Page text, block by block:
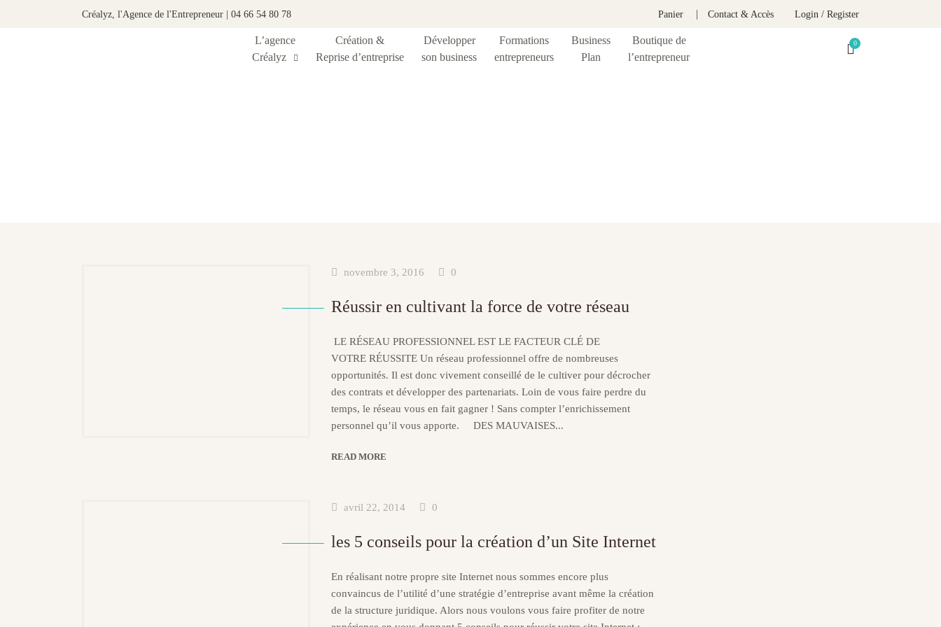
Créalyz, l'Agence de l'Entrepreneur | 04 66 54 80 78 Panier Contact & Accès Login / Register
L’agence
Créalyz
Création &
Reprise d’entreprise
Développer
son business
Formations
entrepreneurs
Business
Plan
Boutique de
l’entrepreneur
novembre 3, 2016 0
Réussir en cultivant la force de votre réseau
LE RÉSEAU PROFESSIONNEL EST LE FACTEUR CLÉ DE
VOTRE RÉUSSITE Un réseau professionnel offre de nombreuses
opportunités. Il est donc vivement conseillé de le cultiver pour décrocher
des contrats et développer des partenariats. Loin de vous faire perdre du
temps, le réseau vous en fait gagner ! Sans compter l’enrichissement
personnel qu’il vous apporte. DES MAUVAISES...
READ MORE
avril 22, 2014 0
les 5 conseils pour la création d’un Site Internet
En réalisant notre propre site Internet nous sommes encore plus
convaincus de l’utilité d’une stratégie d’entreprise avant même la création
de la structure juridique. Alors nous voulons vous faire profiter de notre